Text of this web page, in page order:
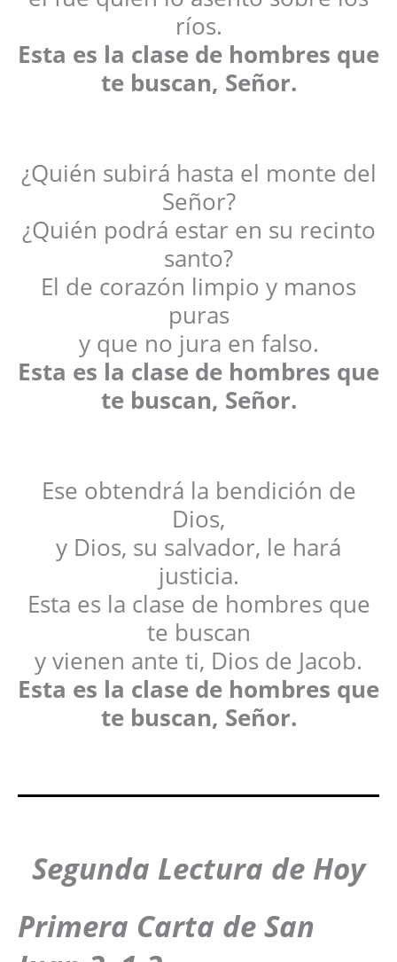
ríos.
Esta es la clase de hombres que
te buscan, Señor.
¿Quién subirá hasta el monte del
Señor?
¿Quién podrá estar en su recinto
santo?
El de corazón limpio y manos
puras
y que no jura en falso.
Esta es la clase de hombres que
te buscan, Señor.
Ese obtendrá la bendición de
Dios,
y Dios, su salvador, le hará
justicia.
Esta es la clase de hombres que
te buscan
y vienen ante ti, Dios de Jacob.
Esta es la clase de hombres que
te buscan, Señor.
Segunda Lectura de Hoy
Primera Carta de San